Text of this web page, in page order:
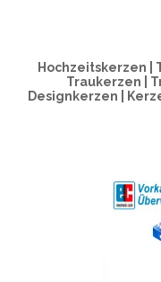
Hochzeitskerzen |
Traukerzen |
Designkerzen |